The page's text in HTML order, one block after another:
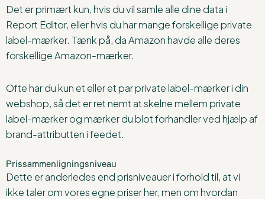
Det er primært kun, hvis du vil samle alle dine data i
Report Editor, eller hvis du har mange forskellige private
label-mærker. Tænk på, da Amazon havde alle deres
forskellige Amazon-mærker.
Ofte har du kun et eller et par private label-mærker i din
webshop, så det er ret nemt at skelne mellem private
label-mærker og mærker du blot forhandler ved hjælp af
brand-attributten i feedet.
Prissammenligningsniveau
Dette er anderledes end prisniveauer i forhold til, at vi
ikke taler om vores egne priser her, men om hvordan